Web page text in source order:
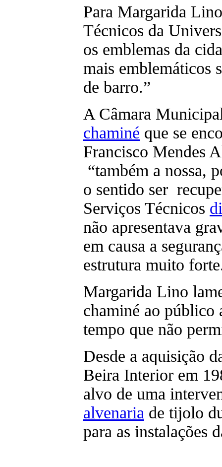
Para Margarida
Técnicos da
os emblemas da
mais emblemáticos
de barro.”
A Câmara
chaminé que se
Francisco Mendes
“também a nossa,
o sentido ser
Serviços Técnicos
não apresentava
em causa a
estrutura muito
Margarida Lino
chaminé ao público
tempo que não
Desde a aquisição
Beira Interior em
alvo de uma
alvenaria de tijolo
para as instalações